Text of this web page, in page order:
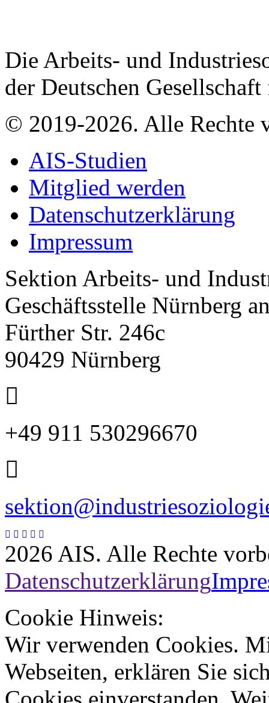
Die Arbeits- und
der Deutschen
© 2019-2026. Alle Rechte
AIS-Studien
Mitglied werden
Datenschutzerklärung
Impressum
Sektion Arbeits- und
Geschäftsstelle Nürnberg
Fürther Str. 246c
90429 Nürnberg
+49 911 530296670
2026 AIS. Alle Rechte
Datenschutzerklärung
Cookie Hinweis:
Wir verwenden Cookies.
Webseiten, erklären Sie